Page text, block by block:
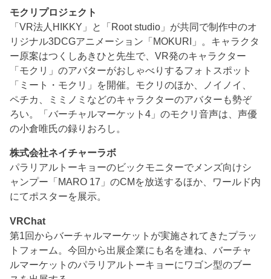
モクリプロジェクト
「VR法人HIKKY」と「Root studio」が共同で制作中のオ
リジナル3DCGアニメーション「MOKURI」。キャラクタ
ー原案はつくしあきひと先生で、VR発のキャラクター
「モクリ」のアバターがおしゃべりするフォトスポット
「ミート・モクリ」を開催。モクリのほか、ノイノイ、
ペチカ、ミミノミなどのキャラクターのアバターも勢ぞ
ろい。「バーチャルマーケット4」のモクリ音声は、声優
の小倉唯氏の録りおろし。
株式会社ネイチャーラボ
パラリアルトーキョーのビックモニターでメンズ向けシ
ャンプー「MARO 17」のCMを放送するほか、ワールド内
にてポスターを展示。
VRChat
第1回からバーチャルマーケットが実施されてきたプラッ
トフォーム。今回から出展企業にも名を連ね、バーチャ
ルマーケットのパラリアルトーキョーにワゴン型のブー